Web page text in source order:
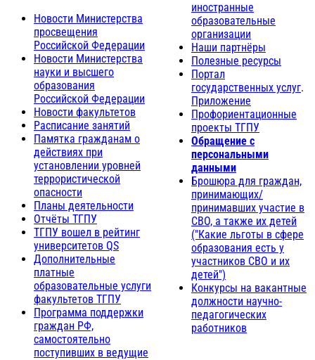
Новости Министерства
просвещения
Российской Федерации
Новости Министерства
науки и высшего
образования
Российской Федерации
Новости факультетов
Расписание занятий
Памятка гражданам о
действиях при
установлении уровней
террористической
опасности
Планы деятельности
Отчёты ТГПУ
ТГПУ вошел в рейтинг
университетов QS
Дополнительные
платные
образовательные услуги
факультетов ТГПУ
Программа поддержки
граждан РФ,
самостоятельно
поступивших в ведущие
иностранные
образовательные
организации
Наши партнёры
Полезные ресурсы
Портал
государственных услуг.
Приложение
Профориентационные
проекты ТГПУ
Обращение с
персональными
данными
Брошюра для граждан,
принимающих/
принимавших участие в
СВО, а также их детей
("Какие льготы в сфере
образования есть у
участников СВО и их
детей")
Конкурсы на вакантные
должности научно-
педагогических
работников